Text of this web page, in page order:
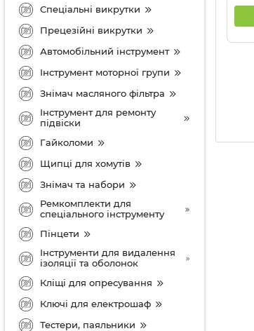
Спеціальні викрутки
Прецезійні викрутки
Автомобільний інструмент
Інструмент моторної групи
Знімач масляного фільтра
Інструмент для ремонту
підвіски
Гайколоми
Щипці для хомутів
Знімач та набори
Ремкомплекти для
спеціального інструменту
Пінцети
Інструменти для видалення
ізоляції та оболонок
Кліщі для опресування
Ключі для електрошаф
Тестери, паяльники